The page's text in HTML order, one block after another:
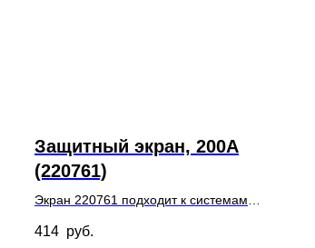
Защитный экран, 200А
(220761)
Экран 220761 подходит к системам
предназначен для механизированной
414 руб.